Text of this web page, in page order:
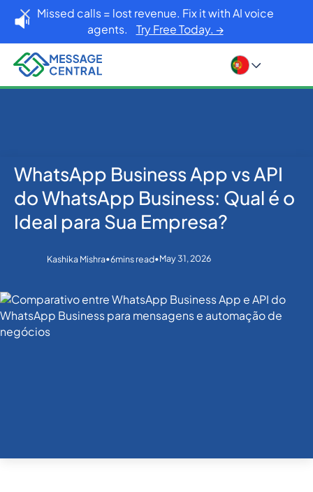
Missed calls = lost revenue. Fix it with AI voice
agents. Try Free Today. →
Home Blog
WhatsApp
WhatsApp Business App vs API do WhatsApp
Business: Qual é o Ideal para Sua Empresa?
WhatsApp Business App vs API
do WhatsApp Business: Qual é o
Ideal para Sua Empresa?
Kashika Mishra•6mins read•May 31, 2026